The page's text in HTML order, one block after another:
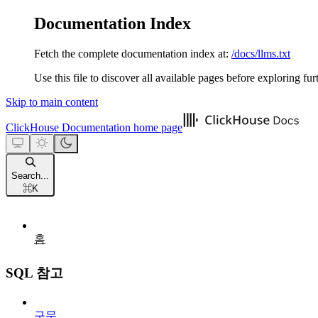
Documentation Index
Fetch the complete documentation index at: /docs/llms.txt
Use this file to discover all available pages before exploring
Skip to main content
ClickHouse Documentation home page
Search...
⌘K
홈
SQL 참고
구문